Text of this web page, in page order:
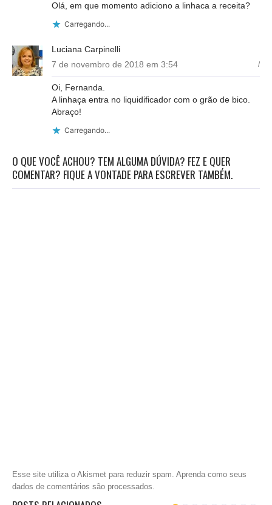
Olá, em que momento adiciono a linhaca a receita?
Carregando...
Luciana Carpinelli
7 de novembro de 2018 em 3:54
/
Oi, Fernanda.
A linhaça entra no liquidificador com o grão de bico.
Abraço!
Carregando...
O QUE VOCÊ ACHOU? TEM ALGUMA DÚVIDA? FEZ E QUER
COMENTAR? FIQUE A VONTADE PARA ESCREVER TAMBÉM.
Esse site utiliza o Akismet para reduzir spam. Aprenda como seus
dados de comentários são processados.